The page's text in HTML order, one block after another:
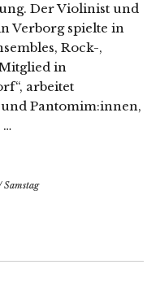
Der Violinist und
Verborg spielte in
Rock-,
in
arbeitet
Pantomim:innen,
…
Samstag